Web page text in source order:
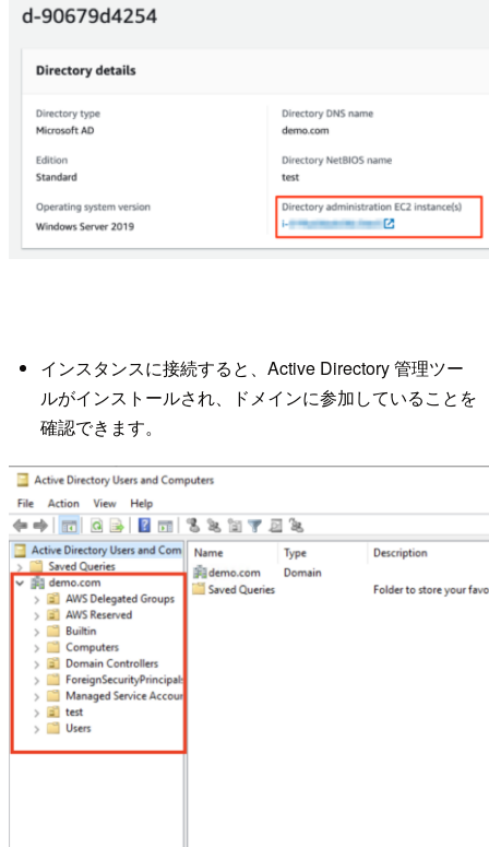
インスタンスに接続すると、Active Directory 管理ツー
ルがインストールされ、ドメインに参加していることを
確認できます。